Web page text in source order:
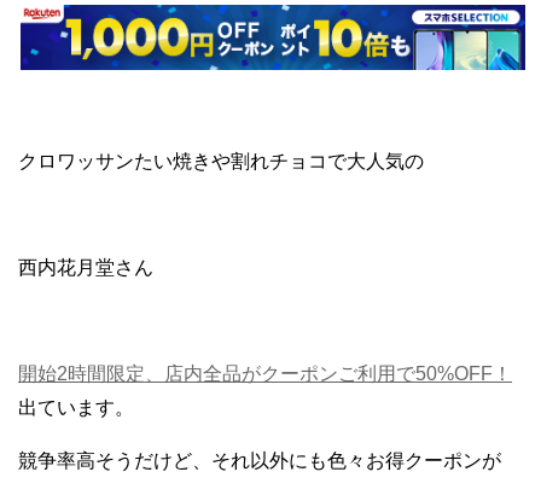
クロワッサンたい焼きや割れチョコで大人気の
西内花月堂さん
開始2時間限定、店内全品がクーポンご利用で50%OFF！
出ています。
競争率高そうだけど、それ以外にも色々お得クーポンが